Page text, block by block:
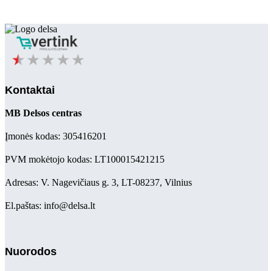
Kontaktai
MB Delsos centras
Įmonės kodas: 305416201
PVM mokėtojo kodas: LT100015421215
Adresas: V. Nagevičiaus g. 3, LT-08237, Vilnius
El.paštas: info@delsa.lt
Nuorodos